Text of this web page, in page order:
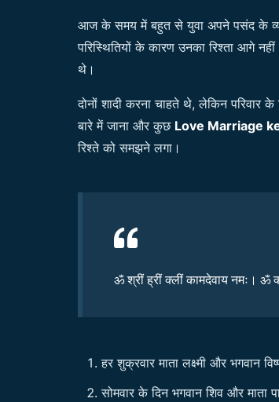
आज के समय में बहुत से युवा अपने पसंद के
परिस्थितियों के कारण उनका रिश्ता आगे
थे।
दोनों शादी करना चाहते थे, लेकिन
बारे में जाना और कुछ Love Marriage
रिश्ते को समझने लगा।
ॐ श्रीं ह्रीं क्लीं कामदेवाय नमः। ॐ
हर शुक्रवार माता लक्ष्मी और भगवान
सोमवार के दिन भगवान शिव और माता